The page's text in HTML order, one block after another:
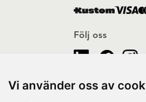
Vi använder oss av
Följ oss